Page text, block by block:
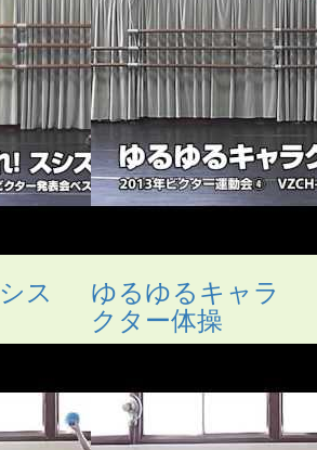
ス ゆるゆるキャラ
クター体操